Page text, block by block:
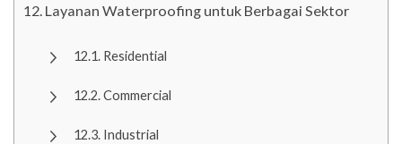
Layanan Waterproofing untuk Berbagai Sektor
Residential
Commercial
Industrial